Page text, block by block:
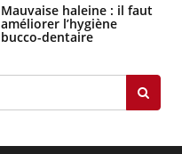
Mauvaise haleine : il faut
améliorer l’hygiène
bucco-dentaire